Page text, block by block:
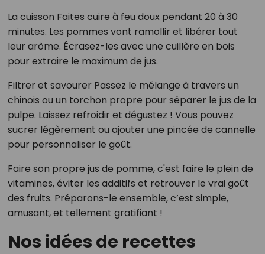
La cuisson Faites cuire à feu doux pendant 20 à 30
minutes. Les pommes vont ramollir et libérer tout
leur arôme. Écrasez-les avec une cuillère en bois
pour extraire le maximum de jus.
Filtrer et savourer Passez le mélange à travers un
chinois ou un torchon propre pour séparer le jus de la
pulpe. Laissez refroidir et dégustez ! Vous pouvez
sucrer légèrement ou ajouter une pincée de cannelle
pour personnaliser le goût.
Faire son propre jus de pomme, c'est faire le plein de
vitamines, éviter les additifs et retrouver le vrai goût
des fruits. Préparons-le ensemble, c’est simple,
amusant, et tellement gratifiant !
Nos idées de recettes